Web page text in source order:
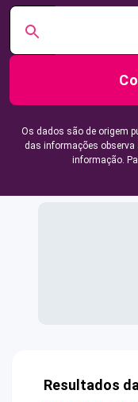
Os dados são de origem
das informações observa
informação.
Resultados